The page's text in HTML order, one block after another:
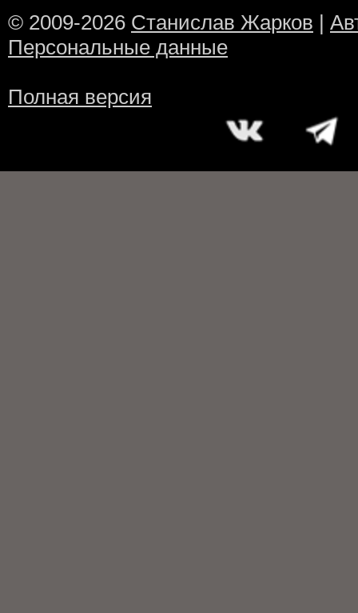
© 2009-2026 Станислав Жарков |
Персональные данные
Полная версия